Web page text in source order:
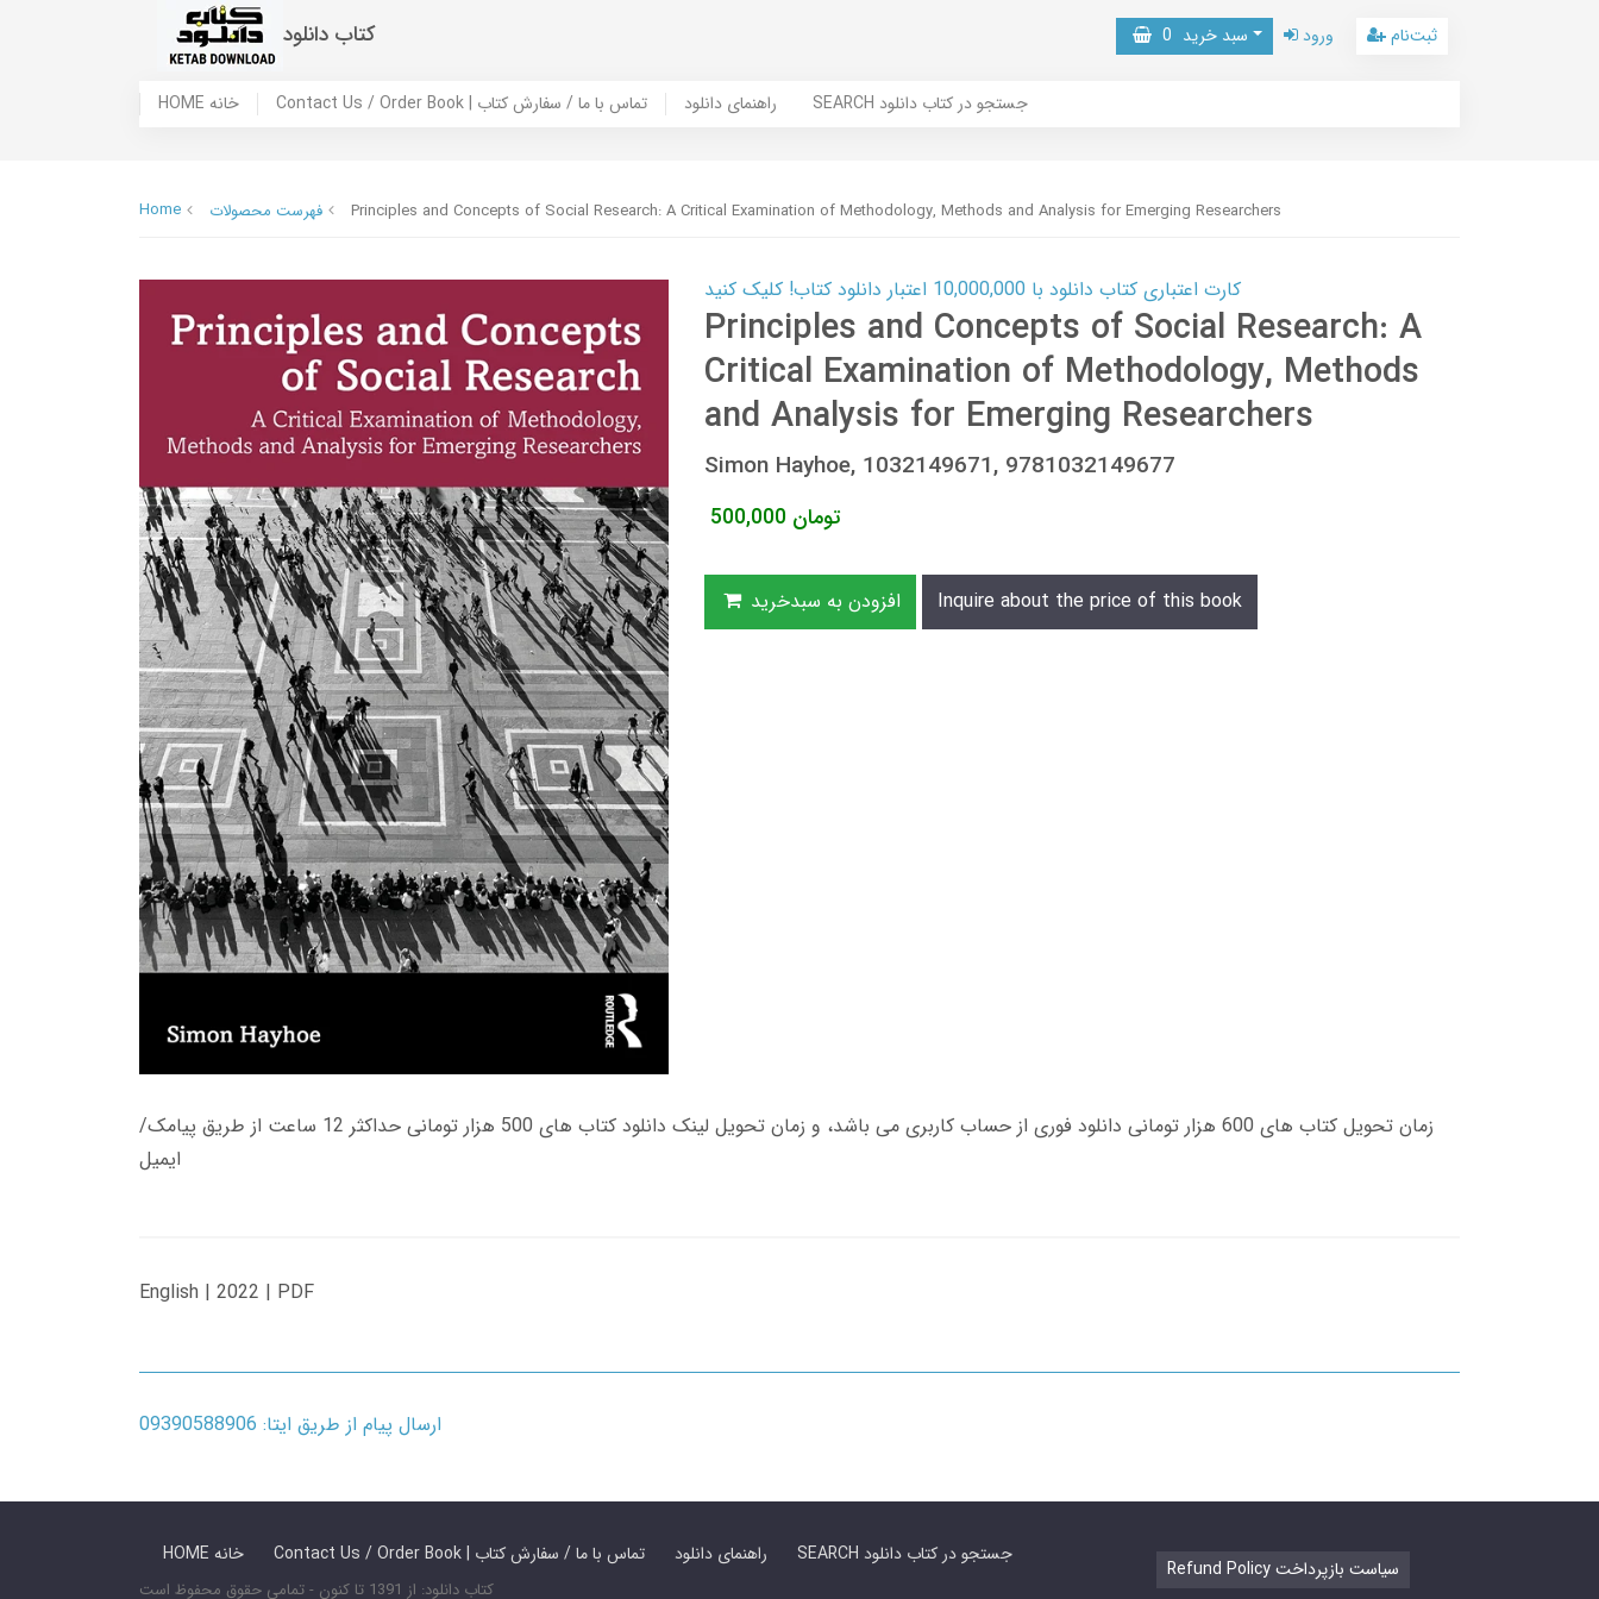
کتاب دانلود سبد خرید 0 ورود ثبت‌نام
HOME خانه Contact Us / Order Book | تماس با ما / سفارش کتاب راهنمای دانلود SEARCH جستجو در کتاب دانلود
Home فهرست محصولات Principles and Concepts of Social Research: A Critical Examination of Methodology, Methods and Analysis for Emerging Researchers
کارت اعتباری کتاب دانلود با 10,000,000 اعتبار دانلود کتاب! کلیک کنید
Principles and Concepts of Social Research: A
Critical Examination of Methodology, Methods
and Analysis for Emerging Researchers
Simon Hayhoe, 1032149671, 9781032149677
500,000 تومان
افزودن به سبدخرید Inquire about the price of this book
زمان تحویل کتاب های 600 هزار تومانی دانلود فوری از حساب کاربری می باشد، و زمان تحویل لینک دانلود کتاب های 500 هزار تومانی حداکثر 12 ساعت از طریق پیامک/
ایمیل
English | 2022 | PDF
ارسال پیام از طریق ایتا: 09390588906
HOME خانه Contact Us / Order Book | تماس با ما / سفارش کتاب راهنمای دانلود SEARCH جستجو در کتاب دانلود
کتاب دانلود: از 1391 تا کنون - تمامی حقوق محفوظ است
Refund Policy سیاست بازپرداخت